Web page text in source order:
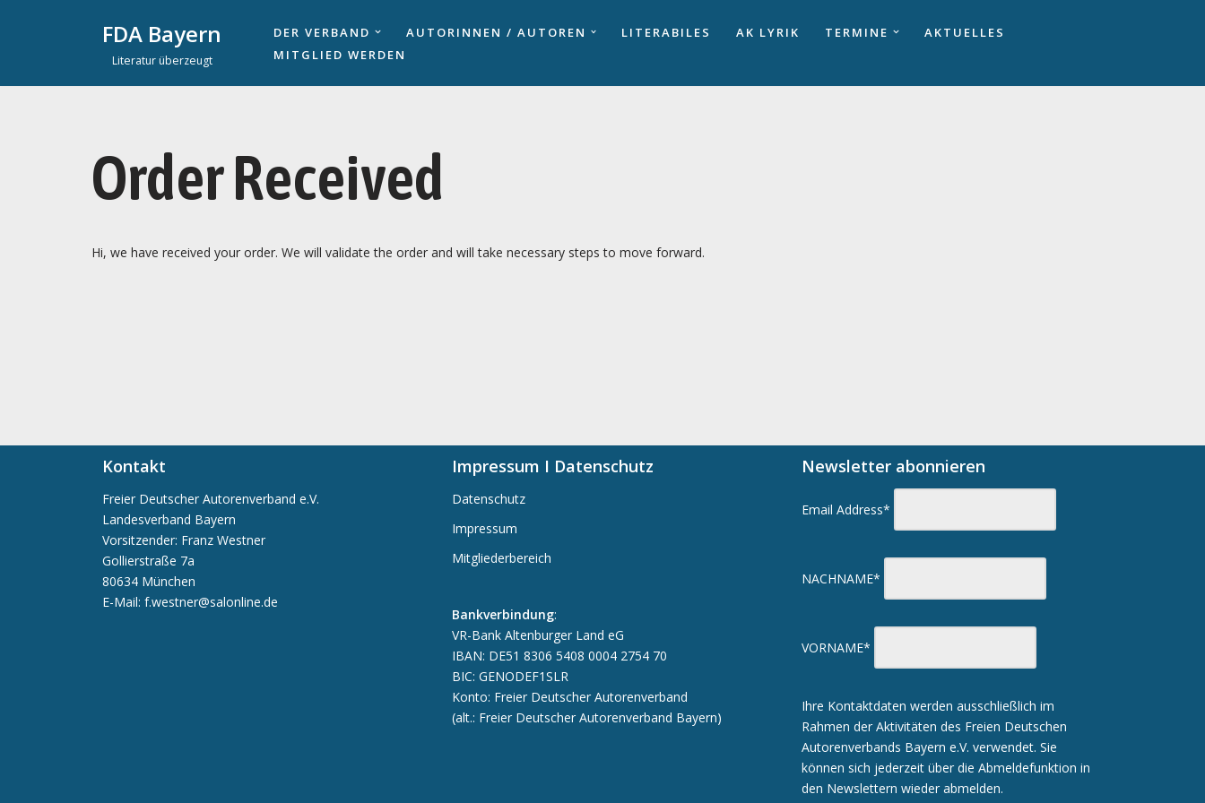
springen
FDA Bayern
Literatur überzeugt
DER VERBAND AUTORINNEN / AUTOREN LITERABILES AK LYRIK TERMINE
AKTUELLES
MITGLIED WERDEN
Order Received
Hi, we have received your order. We will validate the order and will take necessary steps to move forward.
Kontakt
Freier Deutscher Autorenverband e.V.
Landesverband Bayern
Vorsitzender: Franz Westner
Gollierstraße 7a
80634 München
E-Mail: f.westner@salonline.de
Impressum I Datenschutz
Datenschutz
Impressum
Mitgliederbereich
Bankverbindung:
VR-Bank Altenburger Land eG
IBAN: DE51 8306 5408 0004 2754 70
BIC: GENODEF1SLR
Konto: Freier Deutscher Autorenverband
(alt.: Freier Deutscher Autorenverband Bayern)
Newsletter abonnieren
Email Address*
NACHNAME*
VORNAME*
Ihre Kontaktdaten werden ausschließlich im
Rahmen der Aktivitäten des Freien Deutschen
Autorenverbands Bayern e.V. verwendet. Sie
können sich jederzeit über die Abmeldefunktion in
den Newslettern wieder abmelden.